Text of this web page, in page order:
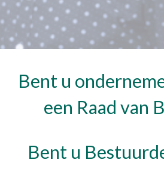
Bent u
een Raad van
Bent u